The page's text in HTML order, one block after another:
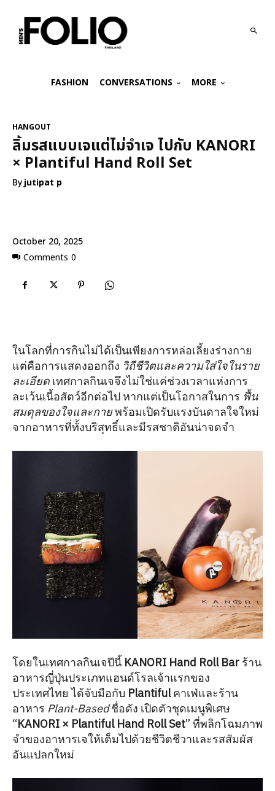
FASHION CONVERSATIONS MORE
October 20, 2025
Comments 0
HANGOUT
ลิ้มรสแบบเจแต่ไม่จำเจ ไปกับ KANORI
× Plantiful Hand Roll Set
Byjutipat p
ในโลกที่การกินไม่ได้เป็นเพียงการหล่อเลี้ยงร่างกาย
แต่คือการแสดงออกถึง วิถีชีวิตและความใส่ใจในราย
ละเอียด เทศกาลกินเจจึงไม่ใช่แค่ช่วงเวลาแห่งการ
ละเว้นเนื้อสัตว์อีกต่อไป หากแต่เป็นโอกาสในการ ฟื้น
สมดุลของใจและกายพร้อมเปิดรับแรงบันดาลใจใหม่
จากอาหารที่ทั้งบริสุทธิ์และมีรสชาติอันน่าจดจำ
โดยในเทศกาลกินเจปีนี้ KANORI Hand Roll Bar ร้าน
อาหารญี่ปุ่นประเภทแฮนด์โรลเจ้าแรกของ
ประเทศไทย ได้จับมือกับ Plantifulคาเฟ่และร้าน
อาหาร Plant-Basedชื่อดัง เปิดตัวชุดเมนูพิเศษ
“KANORI × Plantiful Hand Roll Set” ที่พลิกโฉมภาพ
จำของอาหารเจให้เต็มไปด้วยชีวิตชีวาและรสสัมผัส
อันแปลกใหม่